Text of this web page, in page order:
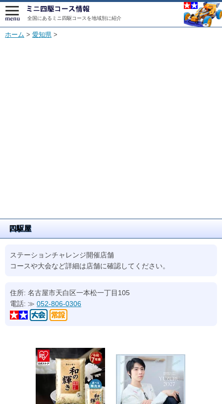
全国にあるミニ四駆コースを地域別に紹介
ホーム > 愛知県 >
四駆屋
ステーションチャレンジ開催店舗
コースや大会など詳細は店舗に確認してください。
住所: 名古屋市天白区一本松一丁目105
電話: ≫ 052-806-0306